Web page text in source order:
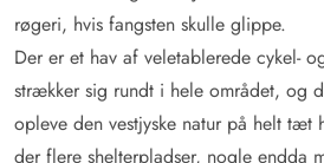
røgeri, hvis fangsten skulle glippe.
Der er et hav af veletablerede cykel-
strækker sig rundt i hele området, og
opleve den vestjyske natur på helt tæt
der flere shelterpladser, nogle endda